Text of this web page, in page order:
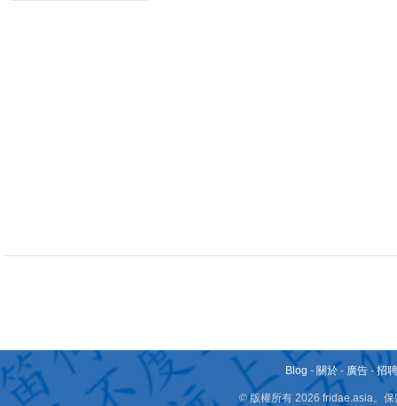
Blog - 關於 - 廣告 -招
© 版權所有 2026 fridae.asia。